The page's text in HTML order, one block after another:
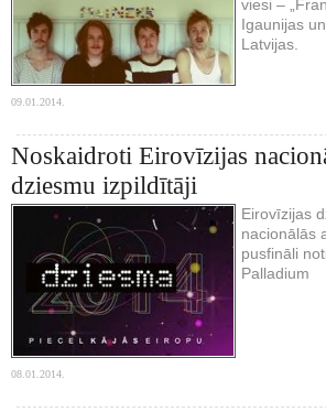
viesi –
Igaunijas
Latvijas.
09.01.2014.
Noskaidroti Eirovīzijas
dziesmu izpildītāji
Eirovīzijas
nacionālās
pusfināli
Palladium
08.01.2014.